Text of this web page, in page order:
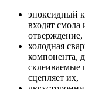
эпоксидный
входят смола
отверждение,
холодная
компонента,
склеиваемые
сцепляет их,